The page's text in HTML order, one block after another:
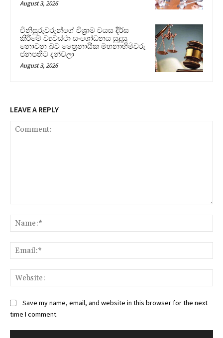
August 3, 2026
විනිසුරුවරුන්ගේ විශ්‍රාම වයස දීර්ඝ
කිරීමේ ව්‍යවස්ථා සංශෝධනය සුදුසු
නොවන බව ත්‍රෛනායික මහනාහිමිවරු
ජනපතිට දන්වලා
August 3, 2026
LEAVE A REPLY
Save my name, email, and website in this browser for the next
time I comment.